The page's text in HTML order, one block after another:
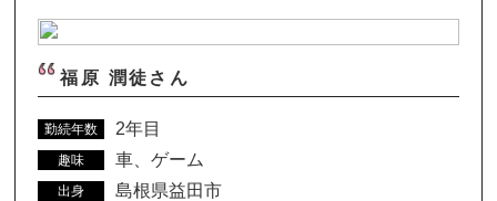
福原 潤徒さん
勤続年数 2年目
趣味 車、ゲーム
出身 島根県益田市